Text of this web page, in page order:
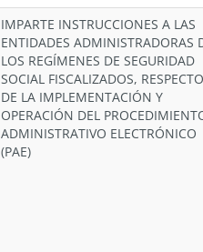
IMPARTE INSTRUCCIONES A LAS
ENTIDADES ADMINISTRADORAS
LOS REGÍMENES DE SEGURIDAD
SOCIAL FISCALIZADOS, RESPECTO
DE LA IMPLEMENTACIÓN Y
OPERACIÓN DEL
ADMINISTRATIVO ELECTRÓNICO
(PAE)